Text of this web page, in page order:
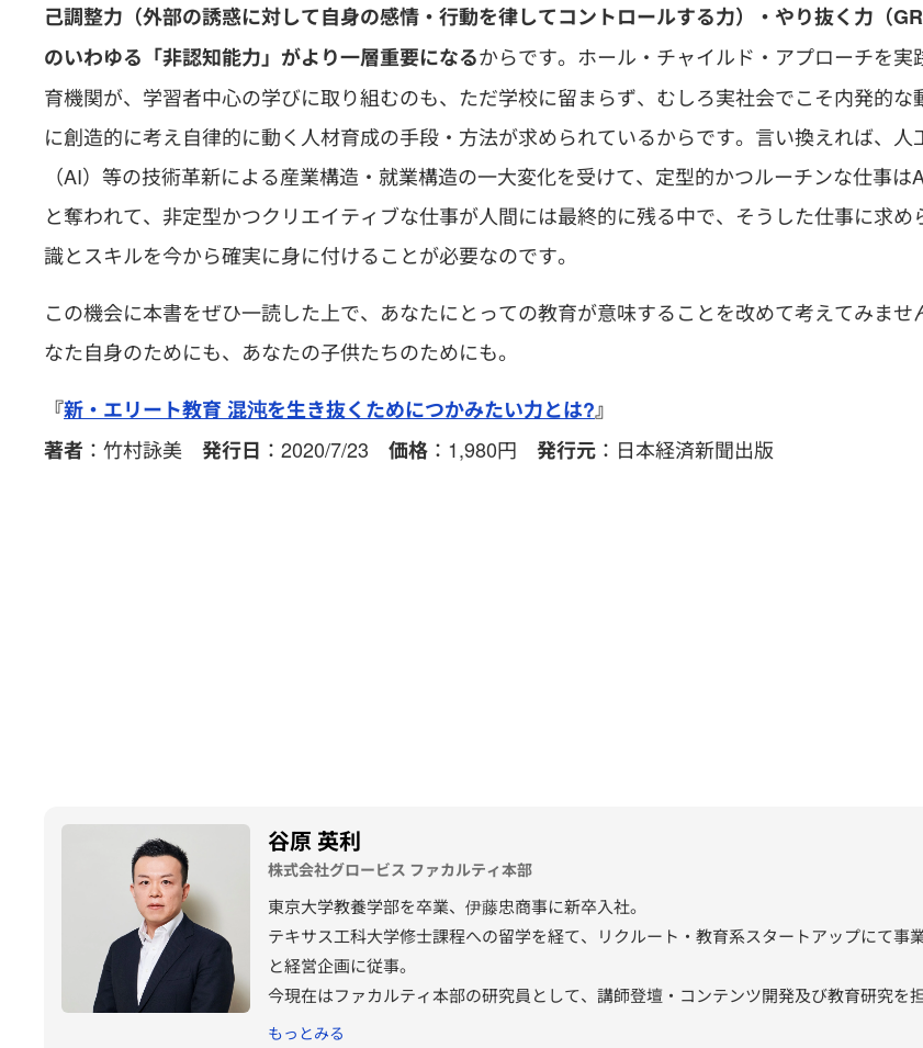
己調整力（外部の誘惑に対して自身の感情・行動を律してコントロールする力）・やり抜く力（
のいわゆる「非認知能力」がより一層重要になるからです。ホール・チャイルド・アプローチを実
育機関が、学習者中心の学びに取り組むのも、ただ学校に留まらず、むしろ実社会でこそ内発的な
に創造的に考え自律的に動く人材育成の手段・方法が求められているからです。言い換えれば、人
（AI）等の技術革新による産業構造・就業構造の一大変化を受けて、定型的かつルーチンな仕事は
と奪われて、非定型かつクリエイティブな仕事が人間には最終的に残る中で、そうした仕事に求め
識とスキルを今から確実に身に付けることが必要なのです。
この機会に本書をぜひ一読した上で、あなたにとっての教育が意味することを改めて考えてみませ
なた自身のためにも、あなたの子供たちのためにも。
『新・エリート教育 混沌を生き抜くためにつかみたい力とは?』
著者 ：竹村詠美 発行日 ：2020/7/23 価格 ：1,980円 発行元 ：日本経済新聞出版
谷原 英利
株式会社グロービス ファカルティ本部
東京大学教養学部を卒業、伊藤忠商事に新卒入社。
テキサス工科大学修士課程への留学を経て、リクルート・教育系スタートアップにて事
と経営企画に従事。
今現在はファカルティ本部の研究員として、講師登壇・コンテンツ開発及び教育研究を担
もっとみる